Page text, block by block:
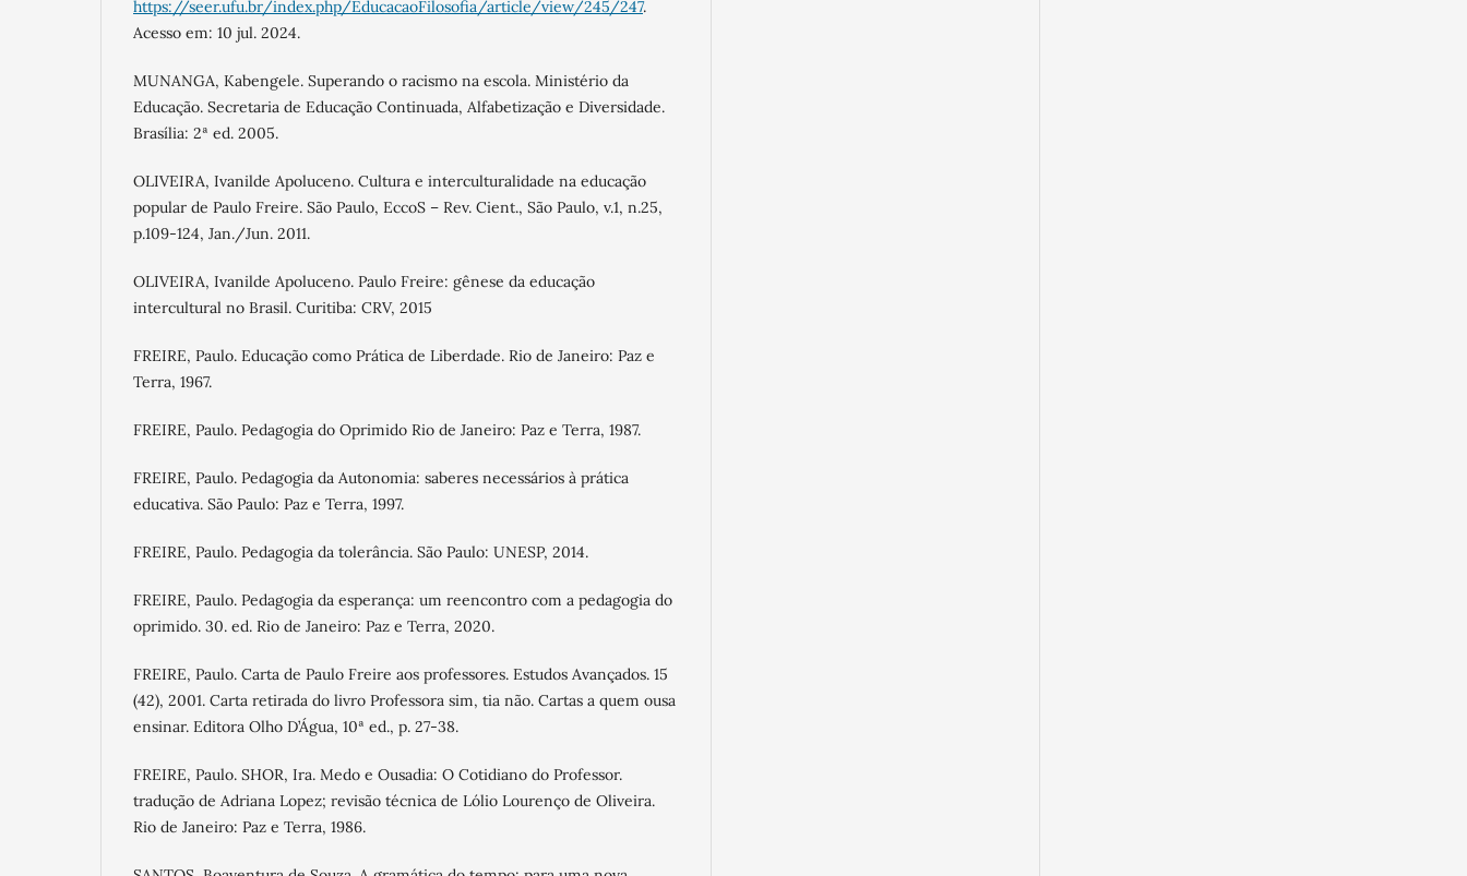
https://seer.ufu.br/index.php/EducacaoFilosofia/article/view/245/247.
Acesso em: 10 jul. 2024.
MUNANGA, Kabengele. Superando o racismo na escola. Ministério da
Educação. Secretaria de Educação Continuada, Alfabetização e Diversidade.
Brasília: 2ª ed. 2005.
OLIVEIRA, Ivanilde Apoluceno. Cultura e interculturalidade na educação
popular de Paulo Freire. São Paulo, EccoS – Rev. Cient., São Paulo, v.1, n.25,
p.109-124, Jan./Jun. 2011.
OLIVEIRA, Ivanilde Apoluceno. Paulo Freire: gênese da educação
intercultural no Brasil. Curitiba: CRV, 2015
FREIRE, Paulo. Educação como Prática de Liberdade. Rio de Janeiro: Paz e
Terra, 1967.
FREIRE, Paulo. Pedagogia do Oprimido Rio de Janeiro: Paz e Terra, 1987.
FREIRE, Paulo. Pedagogia da Autonomia: saberes necessários à prática
educativa. São Paulo: Paz e Terra, 1997.
FREIRE, Paulo. Pedagogia da tolerância. São Paulo: UNESP, 2014.
FREIRE, Paulo. Pedagogia da esperança: um reencontro com a pedagogia do
oprimido. 30. ed. Rio de Janeiro: Paz e Terra, 2020.
FREIRE, Paulo. Carta de Paulo Freire aos professores. Estudos Avançados. 15
(42), 2001. Carta retirada do livro Professora sim, tia não. Cartas a quem ousa
ensinar. Editora Olho D’Água, 10ª ed., p. 27-38.
FREIRE, Paulo. SHOR, Ira. Medo e Ousadia: O Cotidiano do Professor.
tradução de Adriana Lopez; revisão técnica de Lólio Lourenço de Oliveira.
Rio de Janeiro: Paz e Terra, 1986.